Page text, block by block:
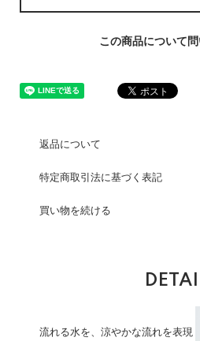
この商品について
返品について
特定商取引法に基づく表記
買い物を続ける
流れる水を、涼やかな流れを表現